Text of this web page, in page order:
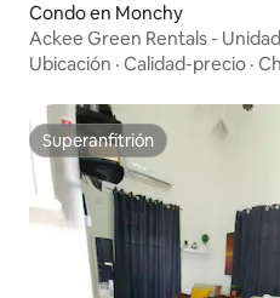
Condo en Monchy
Ackee Green Rentals -
disponibles
Ubicación · Calidad-precio ·
Superanfitrión
Superanfitrión